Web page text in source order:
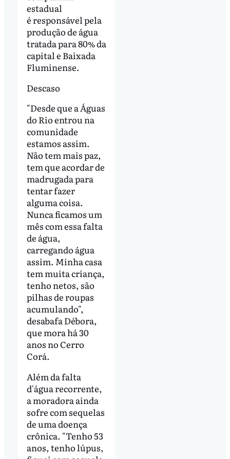
estadual
é responsável pela
produção de água
tratada para 80% da
capital e Baixada
Fluminense.
Descaso
"Desde que a Águas
do Rio entrou na
comunidade
estamos assim.
Não tem mais paz,
tem que acordar de
madrugada para
tentar fazer
alguma coisa.
Nunca ficamos um
mês com essa falta
de água,
carregando água
assim. Minha casa
tem muita criança,
tenho netos, são
pilhas de roupas
acumulando",
desabafa Débora,
que mora há 30
anos no Cerro
Corá.
Além da falta
d'água recorrente,
a moradora ainda
sofre com sequelas
de uma doença
crônica. "Tenho 53
anos, tenho lúpus,